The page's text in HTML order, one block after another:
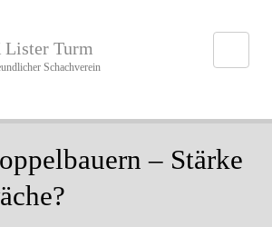
Lister Turm
Schachverein
– Stärke